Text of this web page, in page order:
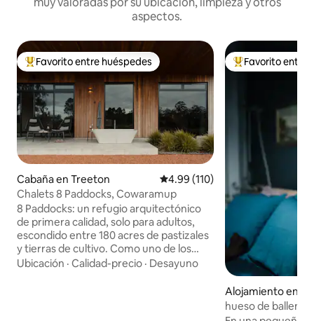
aspectos.
Favorito entre huéspedes preferido
Favorito entre huéspedes
Cabaña en Treeton Calificación promedio: 4.99 de
4.99 (110)
Chalets 8 Paddocks, Cowaramup
8 Paddocks: un refugio arquitectónico
de primera calidad, solo para adultos,
escondido entre 180 acres de pastizales
y tierras de cultivo. Como uno de los
únicos cuatro chalets aislados en
Ubicación · Calidad-precio · Desayuno
Favorito entre
Favorito entre
Alojamiento en
hueso de ballena.